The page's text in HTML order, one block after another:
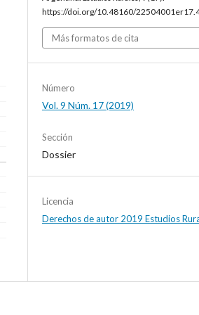
https://doi.org/10.48160/
Más formatos de cita
Número
Vol. 9 Núm. 17 (2019)
Sección
Dossier
Licencia
Derechos de autor 2019 Estudios